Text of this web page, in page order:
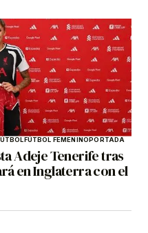
FÚTBOL FEMENINOPORTADA
Adeje Tenerife tras
en Inglaterra con el